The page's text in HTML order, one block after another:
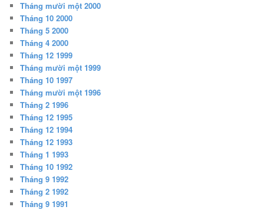
Tháng mười một 2000
Tháng 10 2000
Tháng 5 2000
Tháng 4 2000
Tháng 12 1999
Tháng mười một 1999
Tháng 10 1997
Tháng mười một 1996
Tháng 2 1996
Tháng 12 1995
Tháng 12 1994
Tháng 12 1993
Tháng 1 1993
Tháng 10 1992
Tháng 9 1992
Tháng 2 1992
Tháng 9 1991